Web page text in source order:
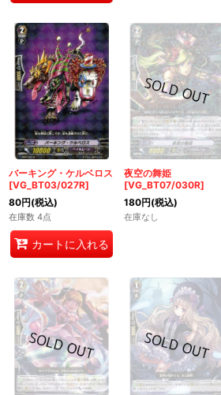
バーキング・ケルベロス
[VG_BT03/027R]
80円(税込)
在庫数 4点
カートに入れる
夜空の舞姫
[VG_BT07/030R]
180円(税込)
在庫なし